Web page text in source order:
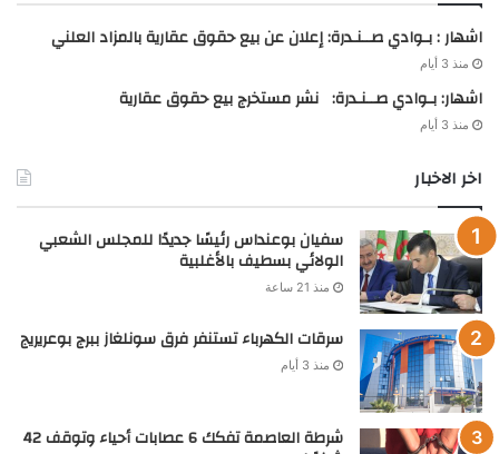
اشهار : بـوادي صــنـدرة: إعلان عن بيع حقوق عقارية بالمزاد العلني
منذ 3 أيام
اشهار: بـوادي صــنـدرة: نشر مستخرج بيع حقوق عقارية
منذ 3 أيام
اخر الاخبار
سفيان بوعنداس رئيسًا جديدًا للمجلس الشعبي
الولائي بسطيف بالأغلبية
منذ 21 ساعة
سرقات الكهرباء تستنفر فرق سونلغاز ببرج بوعريريج
منذ 3 أيام
شرطة العاصمة تفكك 6 عصابات أحياء وتوقف 42